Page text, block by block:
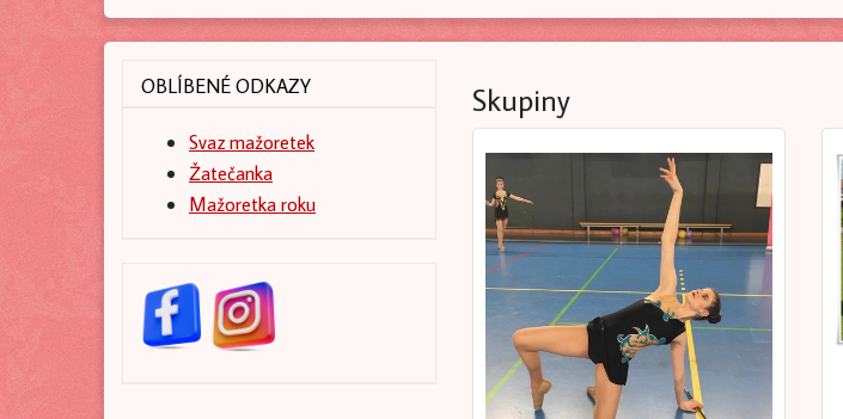
Skupiny
OBLÍBENÉ ODKAZY
Svaz mažoretek
Žatečanka
Mažoretka roku